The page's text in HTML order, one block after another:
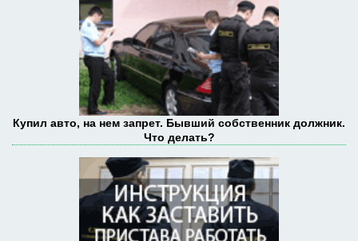
Купил авто, на нем запрет. Бывший собственник должник.
Что делать?